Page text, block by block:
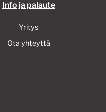
Info ja palaute
Yritys
Ota yhteyttä